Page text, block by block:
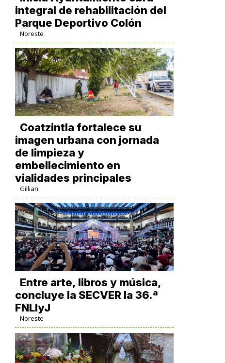
integral de rehabilitación del
Parque Deportivo Colón
Noreste
Coatzintla fortalece su
imagen urbana con jornada
de limpieza y
embellecimiento en
vialidades principales
Gillian
Entre arte, libros y música,
concluye la SECVER la 36.ª
FNLIyJ
Noreste